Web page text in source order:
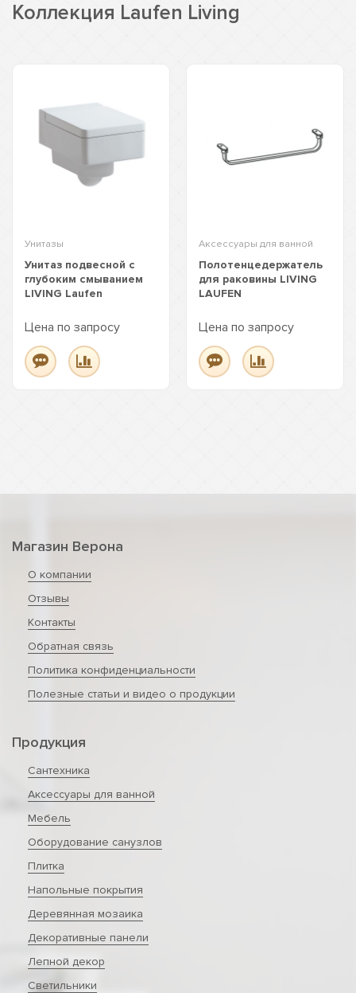
Коллекция Laufen Living
Унитазы
Унитаз подвесной с
глубоким смыванием
LIVING Laufen
Цена по запросу
Аксессуары для ванной
Полотенцедержатель
для раковины LIVING
LAUFEN
Цена по запросу
Магазин Верона
О компании
Отзывы
Контакты
Обратная связь
Политика конфиденциальности
Полезные статьи и видео о продукции
Продукция
Сантехника
Аксессуары для ванной
Мебель
Оборудование санузлов
Плитка
Напольные покрытия
Деревянная мозаика
Декоративные панели
Лепной декор
Светильники